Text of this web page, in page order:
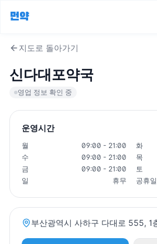
먼약
지도로 돌아가기
신다대포약국
영업 정보 확인 중
운영시간
월 09:00 - 21:00 화
수
09:00 - 21:00 목
금
09:00 - 21:00 토
일
휴무 공휴일
부산광역시 사하구 다대로 555, 1